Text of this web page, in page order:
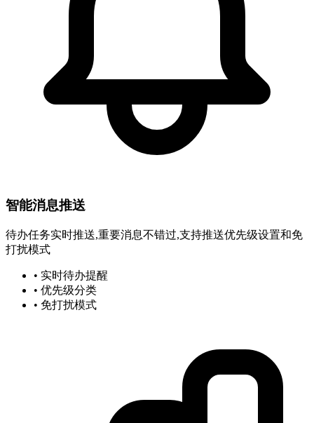
智能消息推送
待办任务实时推送,重要消息不错过,支持推送优先级设置和免
打扰模式
• 实时待办提醒
• 优先级分类
• 免打扰模式